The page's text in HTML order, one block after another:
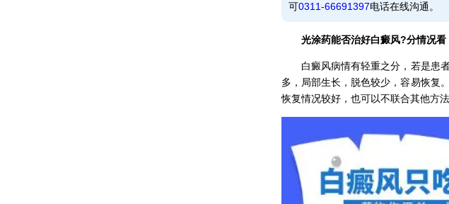
可0311-66691397电话在线沟通。
光涂药能否治好白癜风?分情况看
白癜风病情有轻重之分，若是患者
多，局部生长，脱色较少，容易恢复
恢复情况较好，也可以不联合其他方